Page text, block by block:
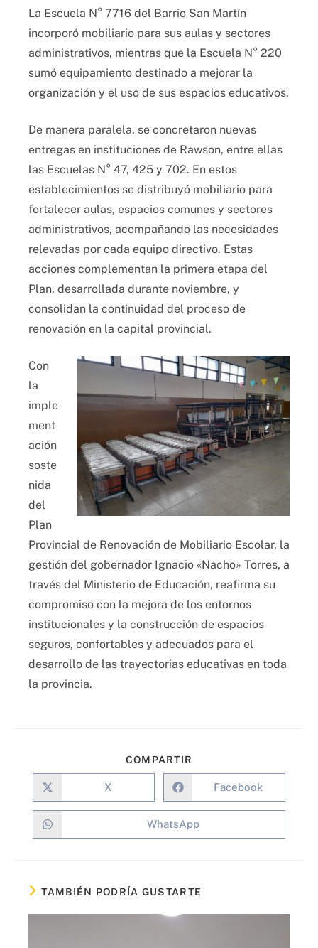
La Escuela N° 7716 del Barrio San Martín
incorporó mobiliario para sus aulas y sectores
administrativos, mientras que la Escuela N° 220
sumó equipamiento destinado a mejorar la
organización y el uso de sus espacios educativos.
De manera paralela, se concretaron nuevas
entregas en instituciones de Rawson, entre ellas
las Escuelas N° 47, 425 y 702. En estos
establecimientos se distribuyó mobiliario para
fortalecer aulas, espacios comunes y sectores
administrativos, acompañando las necesidades
relevadas por cada equipo directivo. Estas
acciones complementan la primera etapa del
Plan, desarrollada durante noviembre, y
consolidan la continuidad del proceso de
renovación en la capital provincial.
Con
la
imple
ment
ación
soste
nida
del
Plan
Provincial de Renovación de Mobiliario Escolar, la
gestión del gobernador Ignacio «Nacho» Torres, a
través del Ministerio de Educación, reafirma su
compromiso con la mejora de los entornos
institucionales y la construcción de espacios
seguros, confortables y adecuados para el
desarrollo de las trayectorias educativas en toda
la provincia.
COMPARTIR
X Facebook
WhatsApp
TAMBIÉN PODRÍA GUSTARTE